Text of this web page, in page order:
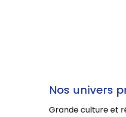
Nos univers
Grande culture et